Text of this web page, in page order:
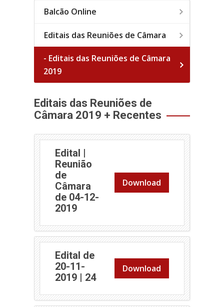
Balcão Online
Editais das Reuniões de Câmara
- Editais das Reuniões de Câmara
2019
Editais das Reuniões de
Câmara 2019 + Recentes
Edital |
Reunião
de
Câmara
de 04-12-
2019(abre em nova janela)
Download
Edital de
20-11-
2019 | 24(abre em nova janela)
Download